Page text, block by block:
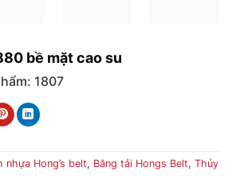
bề mặt cao su
1807
nhựa Hong’s belt, Băng tải Hongs Belt, Thủy